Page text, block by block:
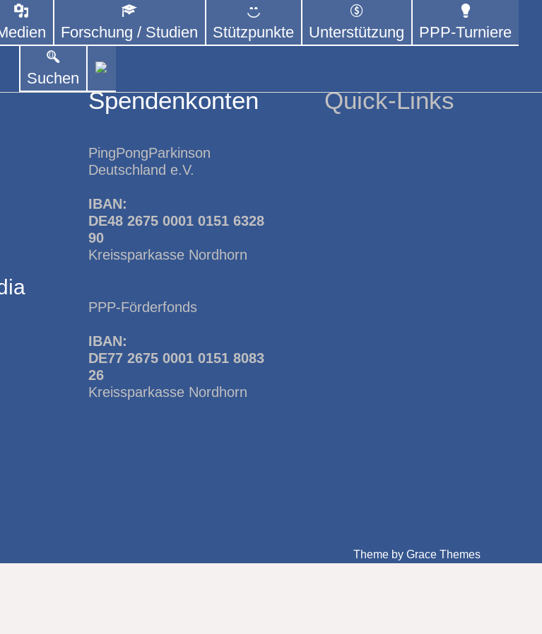
E. V.
Vereinen und Einzelpersonen, der sich – mit dem Mittel
mit Parkinson und deren Angehörige kümmert.
Forschung / Studien Stützpunkte Unterstützung PPP-Turniere
Suchen
Spendenkonten
PingPongParkinson
Deutschland e.V.
IBAN:
DE48 2675 0001 0151 6328
90
Kreissparkasse Nordhorn
PPP-Förderfonds
IBAN:
DE77 2675 0001 0151 8083
26
Kreissparkasse Nordhorn
Quick-Links
Theme by Grace Themes